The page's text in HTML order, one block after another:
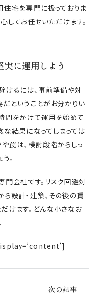
住宅を専門に扱っておりま
してお任せいただけます。
に運用しよう
けるには、事前準備や対
だということがお分かりい
間をかけて運用を始めて
な結果になってしまっては
罠は、検討段階からしっ
。
門会社です。リスク回避対
ら設計・建築、その後の賃
けます。どんな小さなお
次の記事